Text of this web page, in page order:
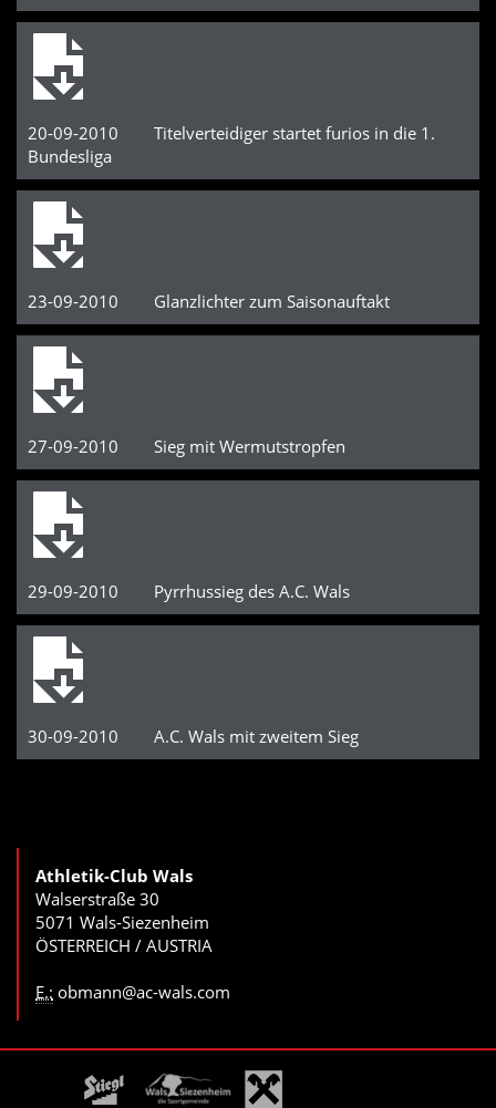
20-09-2010 Titelverteidiger startet furios in die 1.
Bundesliga
23-09-2010 Glanzlichter zum Saisonauftakt
27-09-2010 Sieg mit Wermutstropfen
29-09-2010 Pyrrhussieg des A.C. Wals
30-09-2010 A.C. Wals mit zweitem Sieg
Athletik-Club Wals
Walserstraße 30
5071 Wals-Siezenheim
ÖSTERREICH / AUSTRIA
E.: obmann@ac-wals.com